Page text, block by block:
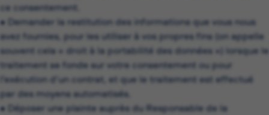
ce consentement.
• Demander la restitution des informations que vous nous
avez fournies, pour les utiliser à vos propres fins (on appelle
souvent cela « droit à la portabilité des données ») lorsque le
traitement se fonde sur votre consentement ou pour
l’exécution d’un contrat, et que le traitement est effectué
par des moyens automatisés.
• Déposer une plainte auprès du Responsable de la